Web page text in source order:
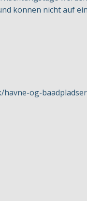
können nicht auf
og-